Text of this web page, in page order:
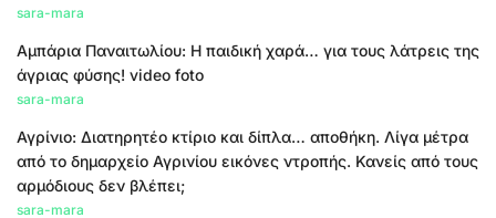
sara-mara
Αμπάρια Παναιτωλίου: Η παιδική χαρά… για τους λάτρεις της
άγριας φύσης! video foto
sara-mara
Αγρίνιο: Διατηρητέο κτίριο και δίπλα… αποθήκη. Λίγα μέτρα
από το δημαρχείο Αγρινίου εικόνες ντροπής. Κανείς από τους
αρμόδιους δεν βλέπει;
sara-mara